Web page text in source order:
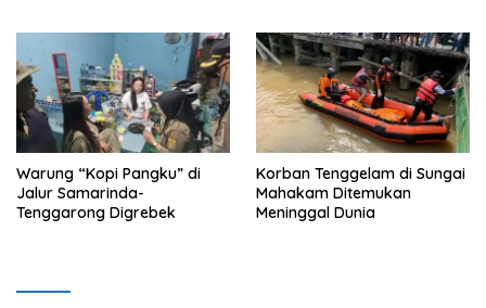
Warung “Kopi Pangku” di
Jalur Samarinda-
Tenggarong Digrebek
Korban Tenggelam di Sungai
Mahakam Ditemukan
Meninggal Dunia